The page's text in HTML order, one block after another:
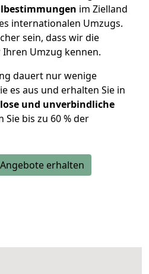
im Zielland
internationalen Umzugs.
sein, dass wir die
Umzug kennen.
dauert nur wenige
es aus und erhalten Sie in
und unverbindliche
Sie bis zu 60 % der
erhalten